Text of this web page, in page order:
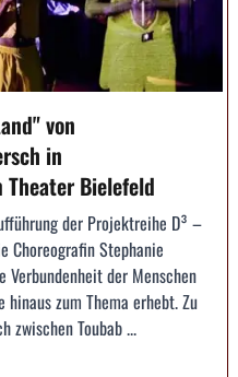
von
in
Bielefeld
der Projektreihe D³ –
Choreografin Stephanie
der Menschen
zum Thema erhebt. Zu
zwischen Toubab ...